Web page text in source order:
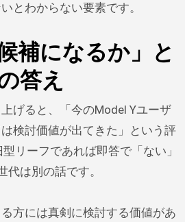
とわからない要素です。
補になるか」と
答え
げると、「今のModel Yユーザ
検討価値が出てきた」という評
リーフであれば即答で「ない」
は別の話です。
方には真剣に検討する価値があ